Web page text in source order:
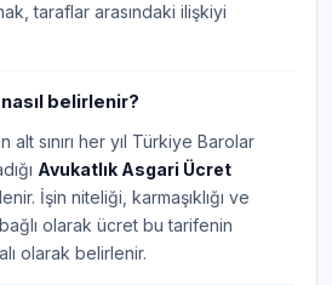
taraflar arasındaki ilişkiyi
belirlenir?
alt sınırı her yıl Türkiye Barolar
Avukatlık Asgari Ücret
İşin niteliği, karmaşıklığı ve
olarak ücret bu tarifenin
olarak belirlenir.